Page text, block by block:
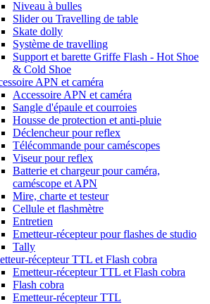
Niveau à bulles
Slider ou Travelling de table
Skate dolly
Système de travelling
Support et barette Griffe Flash - Hot Shoe
& Cold Shoe
APN et caméra
Accessoire APN et caméra
Sangle d'épaule et courroies
Housse de protection et anti-pluie
Déclencheur pour reflex
Télécommande pour caméscopes
Viseur pour reflex
Batterie et chargeur pour caméra,
caméscope et APN
Mire, charte et testeur
Cellule et flashmètre
Entretien
Emetteur-récepteur pour flashes de studio
Tally
récepteur TTL et Flash cobra
Emetteur-récepteur TTL et Flash cobra
Flash cobra
Emetteur-récepteur TTL